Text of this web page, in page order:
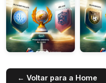
← Voltar para a Home